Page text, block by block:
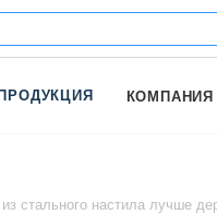
ПРОДУКЦИЯ КОМПАНИЯ
стального настила лучше